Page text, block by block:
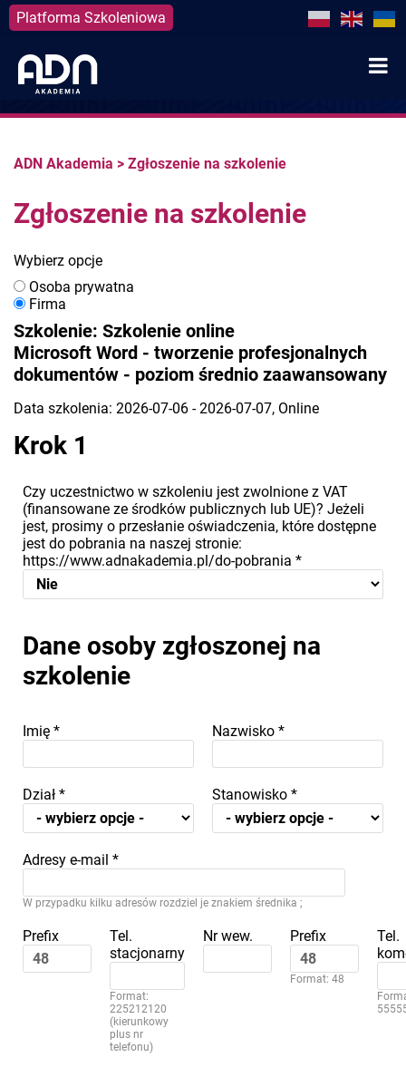
Platforma Szkoleniowa
content
ADN Akademia > Zgłoszenie na szkolenie
Zgłoszenie na szkolenie
Wybierz opcje
Osoba prywatna
Firma
Szkolenie: Szkolenie online
Microsoft Word - tworzenie profesjonalnych
dokumentów - poziom średnio zaawansowany
Data szkolenia: 2026-07-06 - 2026-07-07, Online
Krok 1
Czy uczestnictwo w szkoleniu jest zwolnione z VAT
(finansowane ze środków publicznych lub UE)? Jeżeli
jest, prosimy o przesłanie oświadczenia, które dostępne
jest do pobrania na naszej stronie:
https://www.adnakademia.pl/do-pobrania *
Dane osoby zgłoszonej na
szkolenie
Imię * Nazwisko *
Dział * Stanowisko *
Adresy e-mail *
W przypadku kilku adresów rozdziel je znakiem średnika ;
Prefix
Tel.
stacjonarny
Format:
225212120
(kierunkowy
plus nr
telefonu)
Nr wew. Prefix
Format: 48
Tel.